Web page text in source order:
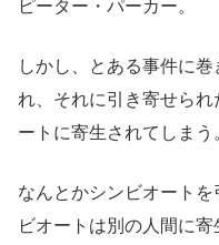
ピーター・パーカー。
しかし、とある事件に
れ、それに引き寄せら
ートに寄生されてしまう
なんとかシンビオート
ビオートは別の人間に